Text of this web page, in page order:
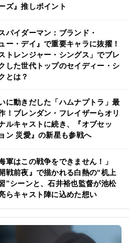
ズ』推しポイント
スパイダーマン：ブランド・
ー・デイ』で重要キャラに抜擢！
ストレンジャー・シングス」でブレ
した世代トップのセイディー・シ
とは？
に動きだした「ハムナプトラ」最
！ブレンダン・フレイザーらオリ
ルキャストに続き、『オブセッ
ン 災愛』の新星も参戦へ
海軍はこの戦争をできません！」
開戦前夜』で描かれる白熱の“机上
”シーンと、石井裕也監督が池松
らキャスト陣に込めた想い